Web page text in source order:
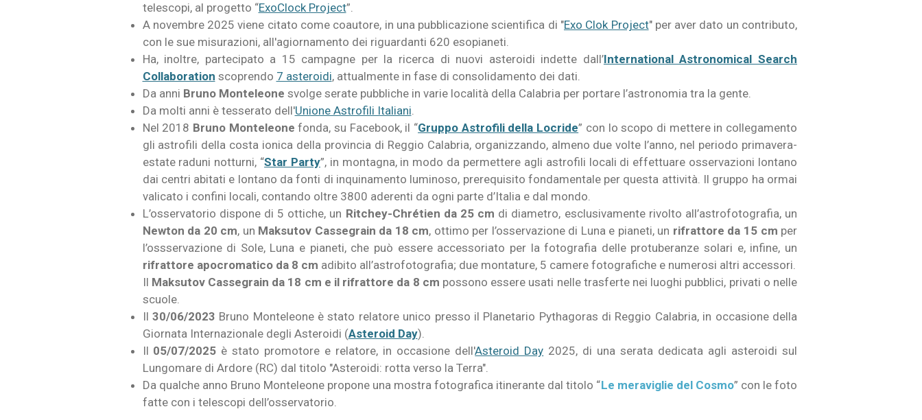
telescopi, al progetto “ExoClock Project”.
A novembre 2025 viene citato come coautore, in una pubblicazione scientifica di "Exo Clok Project" per aver dato un contributo,
con le sue misurazioni, all'agiornamento dei riguardanti 620 esopianeti.
Ha, inoltre, partecipato a 15 campagne per la ricerca di nuovi asteroidi indette dall’International Astronomical Search
Collaboration scoprendo 7 asteroidi, attualmente in fase di consolidamento dei dati.
Da anni Bruno Monteleone svolge serate pubbliche in varie località della Calabria per portare l’astronomia tra la gente.
Da molti anni è tesserato dell'Unione Astrofili Italiani.
Nel 2018 Bruno Monteleone fonda, su Facebook, il “Gruppo Astrofili della Locride” con lo scopo di mettere in collegamento
gli astrofili della costa ionica della provincia di Reggio Calabria, organizzando, almeno due volte l’anno, nel periodo primavera-
estate raduni notturni, “Star Party”, in montagna, in modo da permettere agli astrofili locali di effettuare osservazioni lontano
dai centri abitati e lontano da fonti di inquinamento luminoso, prerequisito fondamentale per questa attività. Il gruppo ha ormai
valicato i confini locali, contando oltre 3800 aderenti da ogni parte d’Italia e dal mondo.
L’osservatorio dispone di 5 ottiche, un Ritchey-Chrétien da 25 cm di diametro, esclusivamente rivolto all’astrofotografia, un
Newton da 20 cm, un Maksutov Cassegrain da 18 cm, ottimo per l’osservazione di Luna e pianeti, un rifrattore da 15 cm per
l’ossservazione di Sole, Luna e pianeti, che può essere accessoriato per la fotografia delle protuberanze solari e, infine, un
rifrattore apocromatico da 8 cm adibito all’astrofotografia; due montature, 5 camere fotografiche e numerosi altri accessori.
Il Maksutov Cassegrain da 18 cm e il rifrattore da 8 cm possono essere usati nelle trasferte nei luoghi pubblici, privati o nelle
scuole.
Il 30/06/2023 Bruno Monteleone è stato relatore unico presso il Planetario Pythagoras di Reggio Calabria, in occasione della
Giornata Internazionale degli Asteroidi (Asteroid Day).
Il 05/07/2025 è stato promotore e relatore, in occasione dell'Asteroid Day 2025, di una serata dedicata agli asteroidi sul
Lungomare di Ardore (RC) dal titolo "Asteroidi: rotta verso la Terra".
Da qualche anno Bruno Monteleone propone una mostra fotografica itinerante dal titolo “Le meraviglie del Cosmo” con le foto
fatte con i telescopi dell’osservatorio.